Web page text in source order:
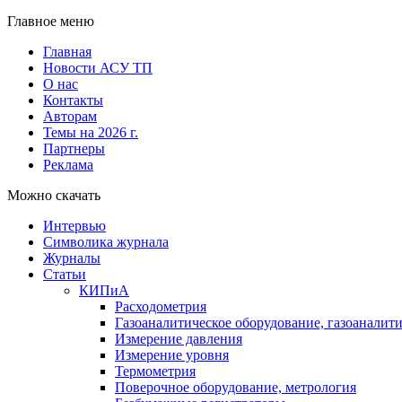
Главное меню
Главная
Новости АСУ ТП
О нас
Контакты
Авторам
Темы на 2026 г.
Партнеры
Реклама
Можно скачать
Интервью
Символика журнала
Журналы
Статьи
КИПиА
Расходометрия
Газоаналитическое оборудование,
Измерение давления
Измерение уровня
Термометрия
Поверочное оборудование, метрология